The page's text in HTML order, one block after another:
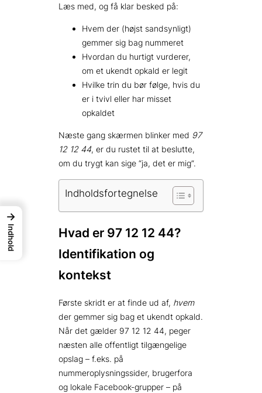
Læs med, og få klar besked på:
Hvem der (højst sandsynligt)
gemmer sig bag nummeret
Hvordan du hurtigt vurderer,
om et ukendt opkald er legit
Hvilke trin du bør følge, hvis du
er i tvivl eller har misset
opkaldet
Næste gang skærmen blinker med 97
12 12 44, er du rustet til at beslutte,
om du trygt kan sige “ja, det er mig”.
Indholdsfortegnelse
Hvad er 97 12 12 44?
Identifikation og
kontekst
Første skridt er at finde ud af, hvem
der gemmer sig bag et ukendt opkald.
Når det gælder 97 12 12 44, peger
næsten alle offentligt tilgængelige
opslag – f.eks. på
nummeroplysningssider, brugerfora
og lokale Facebook-grupper – på
→
Indhold